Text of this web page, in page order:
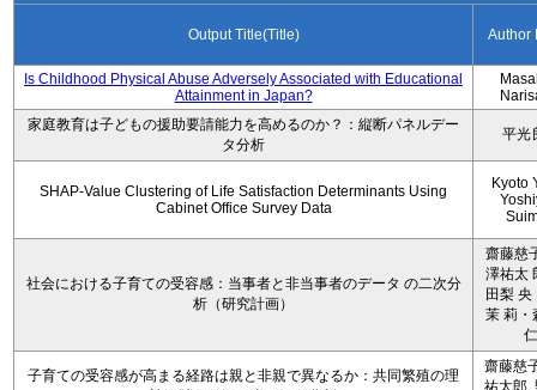
Output Title(Title) Author
Is Childhood Physical Abuse Adversely Associated with Educational
Attainment in Japan?
家庭教育は子どもの援助要請能力を高めるのか？：縦断パネルデー
タ分析
平光
SHAP-Value Clustering of Life Satisfaction Determinants Using
Cabinet Office Survey Data
Kyoto
社会における子育ての受容感：当事者と非当事者のデータ の二次分
析（研究計画）
齋藤慈
澤祐太
田梨 央
茉 莉・
仁
子育ての受容感が高まる経路は親と非親で異なるか：共同繁殖の理
齋藤慈
祐太郎,